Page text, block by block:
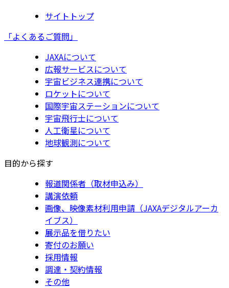
サイトトップ
「よくあるご質問」
JAXAについて
広報サービスについて
宇宙ビジネス連携について
ロケットについて
国際宇宙ステーションについて
宇宙飛行士について
人工衛星について
地球観測について
目的から探す
報道関係者（取材申込み）
講演依頼
画像、映像素材利用申請（JAXAデジタルアーカ
イブス）
展示品を借りたい
寄付のお願い
採用情報
調達・契約情報
その他